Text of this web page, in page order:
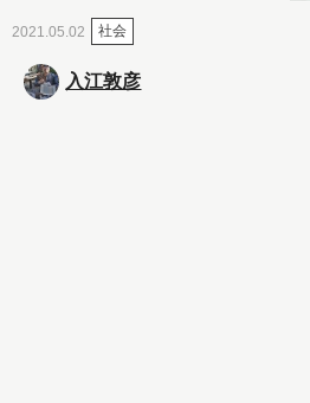
2021.05.02 社会
入江敦彦